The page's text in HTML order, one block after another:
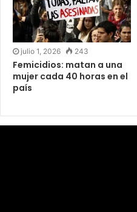
julio 1, 2026 243
Femicidios: matan a una
mujer cada 40 horas en el
país